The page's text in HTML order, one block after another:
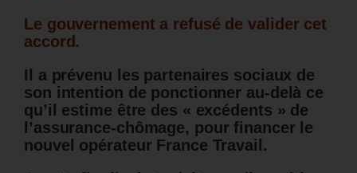
Le gouvernement a refusé de valider cet
accord.
Il a prévenu les partenaires sociaux de
son intention de ponctionner au-delà ce
qu’il estime être des « excédents » de
l’assurance-chômage, pour financer le
nouvel opérateur France Travail.